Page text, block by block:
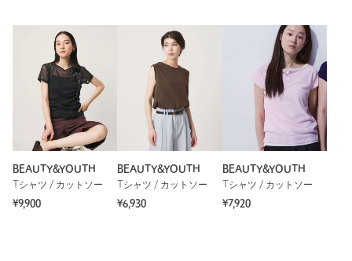
BEAUTY&YOUTH
Tシャツ / カットソー
¥9,900
BEAUTY&YOUTH
Tシャツ / カットソー
¥6,930
BEAUTY&YOUTH
Tシャツ / カットソー
¥7,920